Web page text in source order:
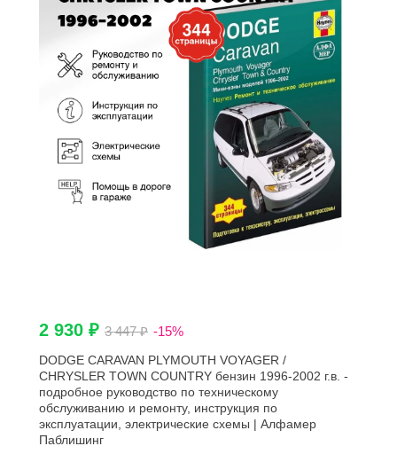
2 930 ₽ 3 447 ₽ -15%
DODGE CARAVAN PLYMOUTH VOYAGER /
CHRYSLER TOWN COUNTRY бензин 1996-2002 г.в. -
подробное руководство по техническому
обслуживанию и ремонту, инструкция по
эксплуатации, электрические схемы | Алфамер
Паблишинг